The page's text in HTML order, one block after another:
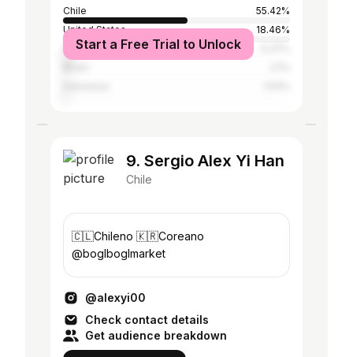
Chile
55.42%
United States
18.46%
Australia
Start a Free Trial to Unlock
9. Sergio Alex Yi Han
Chile
🇨🇱Chileno 🇰🇷Coreano
@boglboglmarket
@alexyi00
Check contact details
Get audience breakdown